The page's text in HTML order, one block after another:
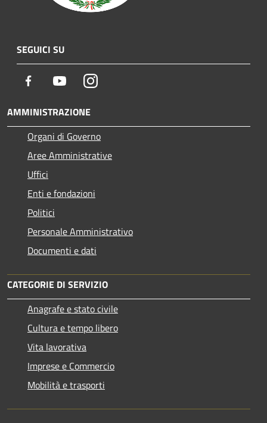
SEGUICI SU
Facebook YoutubeInstagram
AMMINISTRAZIONE
Organi di Governo
Aree Amministrative
Uffici
Enti e fondazioni
Politici
Personale Amministrativo
Documenti e dati
CATEGORIE DI SERVIZIO
Anagrafe e stato civile
Cultura e tempo libero
Vita lavorativa
Imprese e Commercio
Mobilità e trasporti